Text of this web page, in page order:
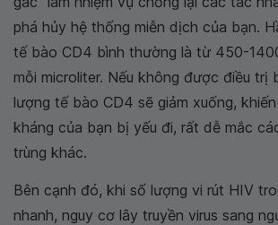
phá hủy hệ thống miễn dịch của bạn.
tế bào CD4 bình thường là từ 450-
mỗi microliter. Nếu không được điều trị
lượng tế bào CD4 sẽ giảm xuống,
kháng của bạn bị yếu đi, rất dễ mắc
trùng khác.
Bên cạnh đó, khi số lượng vi rút HIV
nhanh, nguy cơ lây truyền virus sang